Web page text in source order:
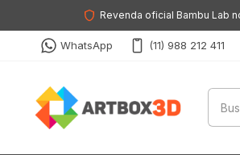
Revenda oficial Bambu Lab
WhatsApp (11) 988 212 411